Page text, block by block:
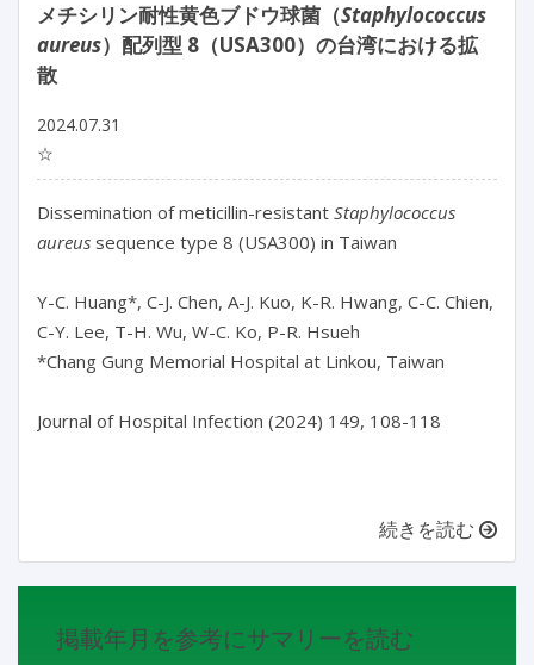
メチシリン耐性黄色ブドウ球菌（Staphylococcus
aureus）配列型 8（USA300）の台湾における拡
散
2024.07.31
☆
Dissemination of meticillin-resistant Staphylococcus
aureus sequence type 8 (USA300) in Taiwan
Y-C. Huang*, C-J. Chen, A-J. Kuo, K-R. Hwang, C-C. Chien,
C-Y. Lee, T-H. Wu, W-C. Ko, P-R. Hsueh
*Chang Gung Memorial Hospital at Linkou, Taiwan
Journal of Hospital Infection (2024) 149, 108-118
続きを読む
掲載年月を参考にサマリーを読む